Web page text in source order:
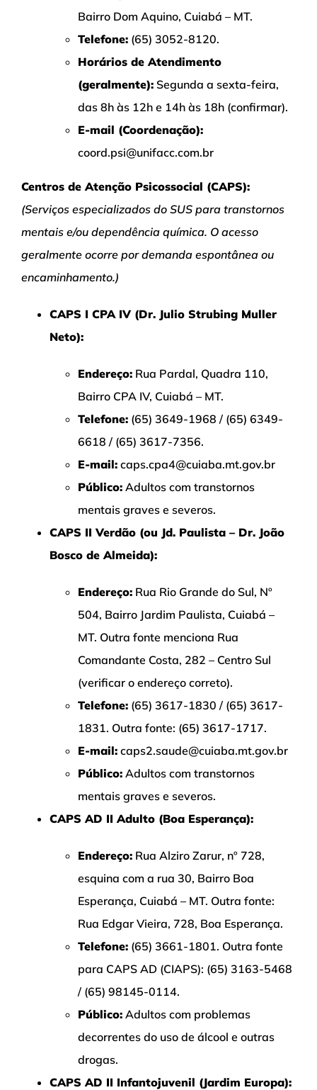
Bairro Dom Aquino, Cuiabá – MT.
Telefone: (65) 3052-8120.
Horários de Atendimento
(geralmente): Segunda a sexta-feira,
das 8h às 12h e 14h às 18h (confirmar).
E-mail (Coordenação):
coord.psi@unifacc.com.br
Centros de Atenção Psicossocial (CAPS):
(Serviços especializados do SUS para transtornos
mentais e/ou dependência química. O acesso
geralmente ocorre por demanda espontânea ou
encaminhamento.)
CAPS I CPA IV (Dr. Julio Strubing Muller
Neto):
Endereço: Rua Pardal, Quadra 110,
Bairro CPA IV, Cuiabá – MT.
Telefone: (65) 3649-1968 / (65) 6349-
6618 / (65) 3617-7356.
E-mail: caps.cpa4@cuiaba.mt.gov.br
Público: Adultos com transtornos
mentais graves e severos.
CAPS II Verdão (ou Jd. Paulista – Dr. João
Bosco de Almeida):
Endereço: Rua Rio Grande do Sul, Nº
504, Bairro Jardim Paulista, Cuiabá –
MT. Outra fonte menciona Rua
Comandante Costa, 282 – Centro Sul
(verificar o endereço correto).
Telefone: (65) 3617-1830 / (65) 3617-
1831. Outra fonte: (65) 3617-1717.
E-mail: caps2.saude@cuiaba.mt.gov.br
Público: Adultos com transtornos
mentais graves e severos.
CAPS AD II Adulto (Boa Esperança):
Endereço: Rua Alziro Zarur, nº 728,
esquina com a rua 30, Bairro Boa
Esperança, Cuiabá – MT. Outra fonte:
Rua Edgar Vieira, 728, Boa Esperança.
Telefone: (65) 3661-1801. Outra fonte
para CAPS AD (CIAPS): (65) 3163-5468
/ (65) 98145-0114.
Público: Adultos com problemas
decorrentes do uso de álcool e outras
drogas.
CAPS AD II Infantojuvenil (Jardim Europa):